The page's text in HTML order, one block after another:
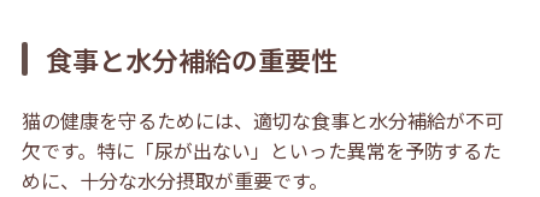
食事と水分補給の重要性
猫の健康を守るためには、適切な食事と水分補給が不可
欠です。特に「尿が出ない」といった異常を予防するた
めに、十分な水分摂取が重要です。